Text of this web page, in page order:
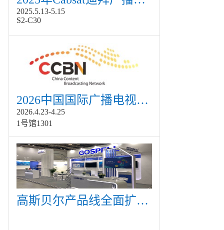
2025.5.13-5.15
S2-C30
2026中国国际广播电视信息网络展览会展
2026.4.23-4.25
1号馆1301
高斯贝尔产品线全面扩展，众多新产品亮相CommunicAsia 2019